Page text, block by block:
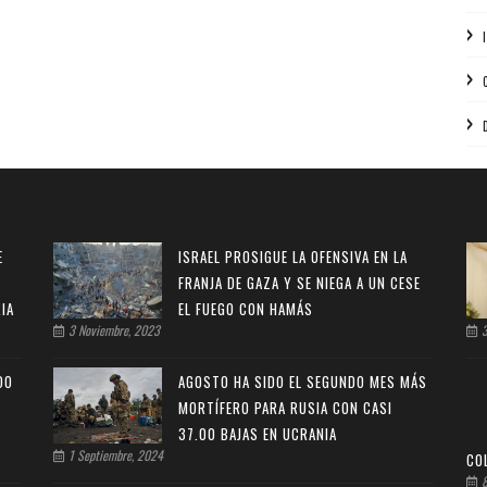
ISRAEL PROSIGUE LA OFENSIVA EN LA
FRANJA DE GAZA Y SE NIEGA A UN CESE
EL FUEGO CON HAMÁS
3 Noviembre, 2023
AGOSTO HA SIDO EL SEGUNDO MES MÁS
MORTÍFERO PARA RUSIA CON CASI
37.00 BAJAS EN UCRANIA
1 Septiembre, 2024